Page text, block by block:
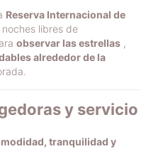
Reserva Internacional de
libres de
observar las estrellas ,
alrededor de la
y servicio
tranquilidad y